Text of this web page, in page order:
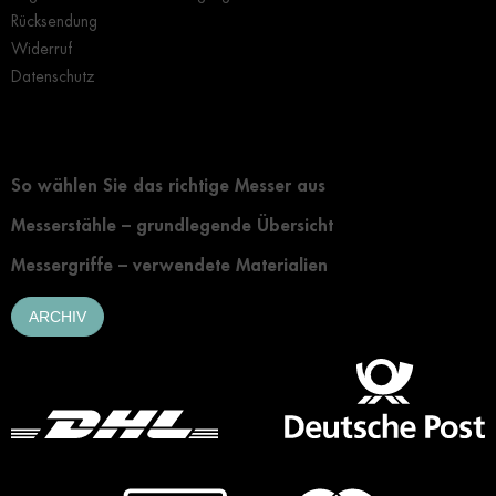
Rücksendung
Widerruf
Datenschutz
So wählen Sie das richtige Messer aus
Messerstähle – grundlegende Übersicht
Messergriffe – verwendete Materialien
ARCHIV